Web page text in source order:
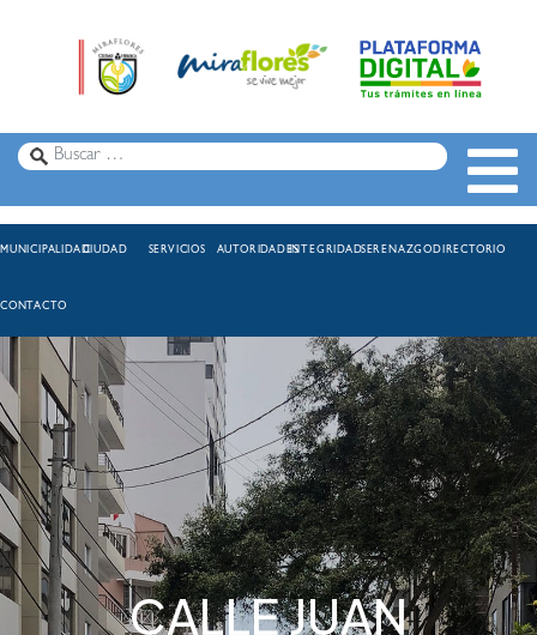
MUNICIPALIDADCIUDAD SERVICIOS AUTORIDADESINTEGRIDADSERENAZGODIRECTORIO
CONTACTO
CALLE JUAN